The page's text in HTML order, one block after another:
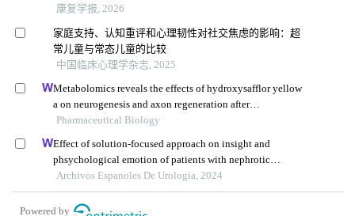
康复学报, 2026
家庭支持、认知重评和心理韧性对社交焦虑的影响：超
常儿童与常态儿童的比较
中国临床心理学杂志, 2025
Metabolomics reveals the effects of hydroxysafflor yellow
a on neurogenesis and axon regeneration after
experimental traumatic brain injury
Pharmaceutical Biology
Effect of solution-focused approach on insight and
phsychological emotion of patients with nephrotic
syndrome: a retrospective study from the hospital
Archivos Espanoles De Urologia, 2024
Powered by